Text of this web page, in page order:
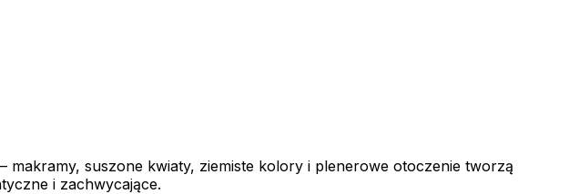
suszone kwiaty, ziemiste kolory i plenerowe otoczenie tworzą
i zachwycające.